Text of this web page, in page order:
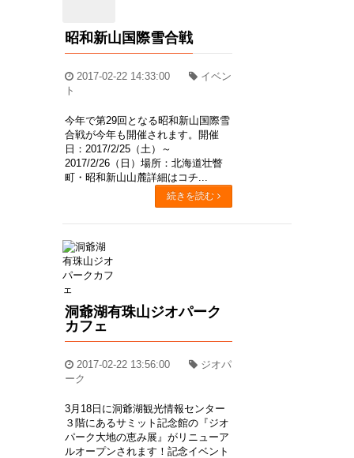
昭和新山国際雪合戦
2017-02-22 14:33:00
イベン
ト
今年で第29回となる昭和新山国際雪
合戦が今年も開催されます。開催
日：2017/2/25（土）～
2017/2/26（日）場所：北海道壮瞥
町・昭和新山山麓詳細はコチ...
続きを読む
洞爺湖有珠山ジオパーク
カフェ
2017-02-22 13:56:00
ジオパ
ーク
3月18日に洞爺湖観光情報センター
３階にあるサミット記念館の『ジオ
パーク大地の恵み展』がリニューア
ルオープンされます！記念イベント